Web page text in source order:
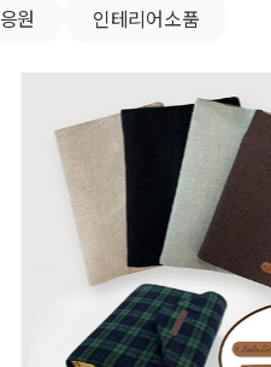
응원 인테리어소품